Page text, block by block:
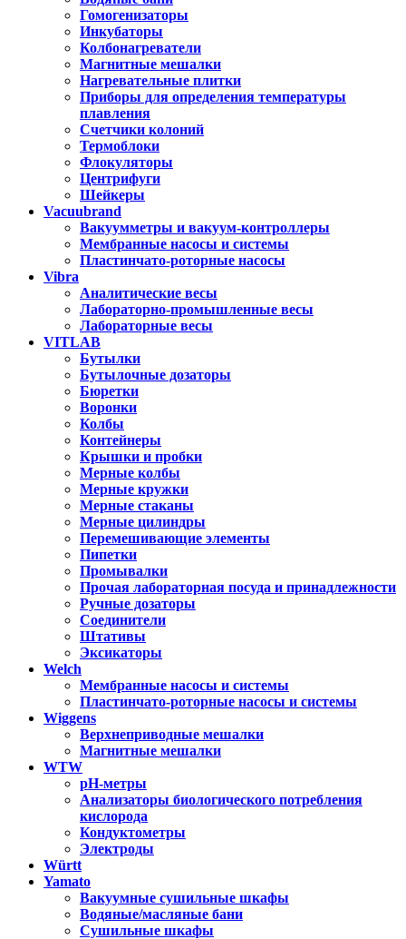
Гомогенизаторы
Инкубаторы
Колбонагреватели
Магнитные мешалки
Нагревательные плитки
Приборы для определения температуры
плавления
Счетчики колоний
Термоблоки
Флокуляторы
Центрифуги
Шейкеры
Vacuubrand
Вакуумметры и вакуум-контроллеры
Мембранные насосы и системы
Пластинчато-роторные насосы
Vibra
Аналитические весы
Лабораторно-промышленные весы
Лабораторные весы
VITLAB
Бутылки
Бутылочные дозаторы
Бюретки
Воронки
Колбы
Контейнеры
Крышки и пробки
Мерные колбы
Мерные кружки
Мерные стаканы
Мерные цилиндры
Перемешивающие элементы
Пипетки
Промывалки
Прочая лабораторная посуда и принадлежности
Ручные дозаторы
Соединители
Штативы
Эксикаторы
Welch
Мембранные насосы и системы
Пластинчато-роторные насосы и системы
Wiggens
Верхнеприводные мешалки
Магнитные мешалки
WTW
pH-метры
Анализаторы биологического потребления
кислорода
Кондуктометры
Электроды
Württ
Yamato
Вакуумные сушильные шкафы
Водяные/масляные бани
Сушильные шкафы